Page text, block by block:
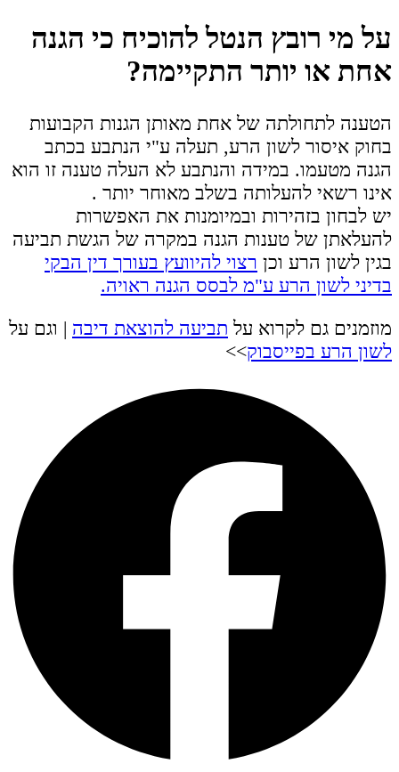
על מי רובץ הנטל להוכיח כי הגנה
אחת או יותר התקיימה?
הטענה לתחולתה של אחת מאותן הגנות הקבועות
בחוק איסור לשון הרע, תעלה ע"י הנתבע בכתב
הגנה מטעמו. במידה והנתבע לא העלה טענה זו הוא
אינו רשאי להעלותה בשלב מאוחר יותר .
יש לבחון בזהירות ובמיומנות את האפשרות
להעלאתן של טענות הגנה במקרה של הגשת תביעה
בגין לשון הרע וכן רצוי להיוועץ בעורך דין הבקי
בדיני לשון הרע ע"מ לבסס הגנה ראויה.
מוזמנים גם לקרוא על תביעה להוצאת דיבה | וגם על
לשון הרע בפייסבוק>>